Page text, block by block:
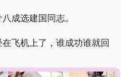
成选建国同志。
飞机上了，谁成功谁就回